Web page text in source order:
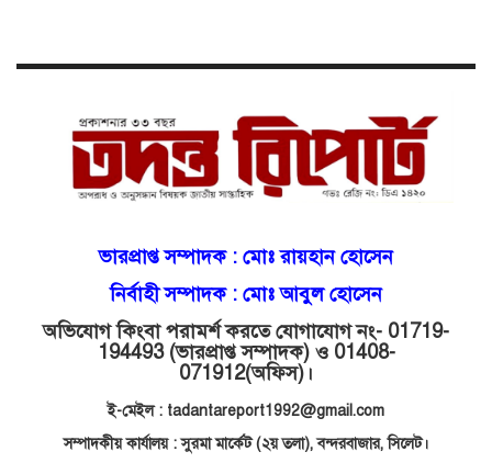
ভ্রূণহত্যার অপচেষ্টা, গোয়াইনঘাট জুড়ে
মোগলাবাজার থানা কার কবলে?
গোয়াইনঘাটে বিজিবির নাম ভাঙিয়ে
দুলালের রাজত্ব!
মোগলাবাজারে এসআই দয়াময়’র
ঘুষের রাজত্ব!
যন্ত্র বিকলের বাহানা: বেসরকারির
ভারপ্রাপ্ত সম্পাদক : মোঃ রায়হান হোসেন
নির্বাহী সম্পাদক : মোঃ আবুল হোসেন
অভিযোগ কিংবা পরামর্শ করতে যোগাযোগ নং- 01719-
194493 (ভারপ্রাপ্ত সম্পাদক) ও 01408-
071912(অফিস)।
ই-মেইল : tadantareport1992@gmail.com
সম্পাদকীয় কার্যালয় : সুরমা মার্কেট (২য় তলা),বন্দরবাজার, সিলেট।